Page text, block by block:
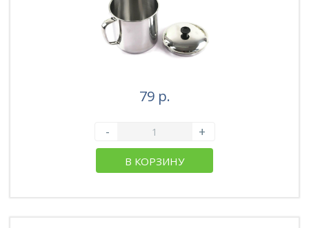
79 р.
- +
В КОРЗИНУ